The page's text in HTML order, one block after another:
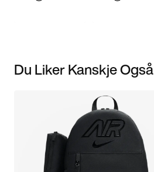
Du Liker Kanskje Også